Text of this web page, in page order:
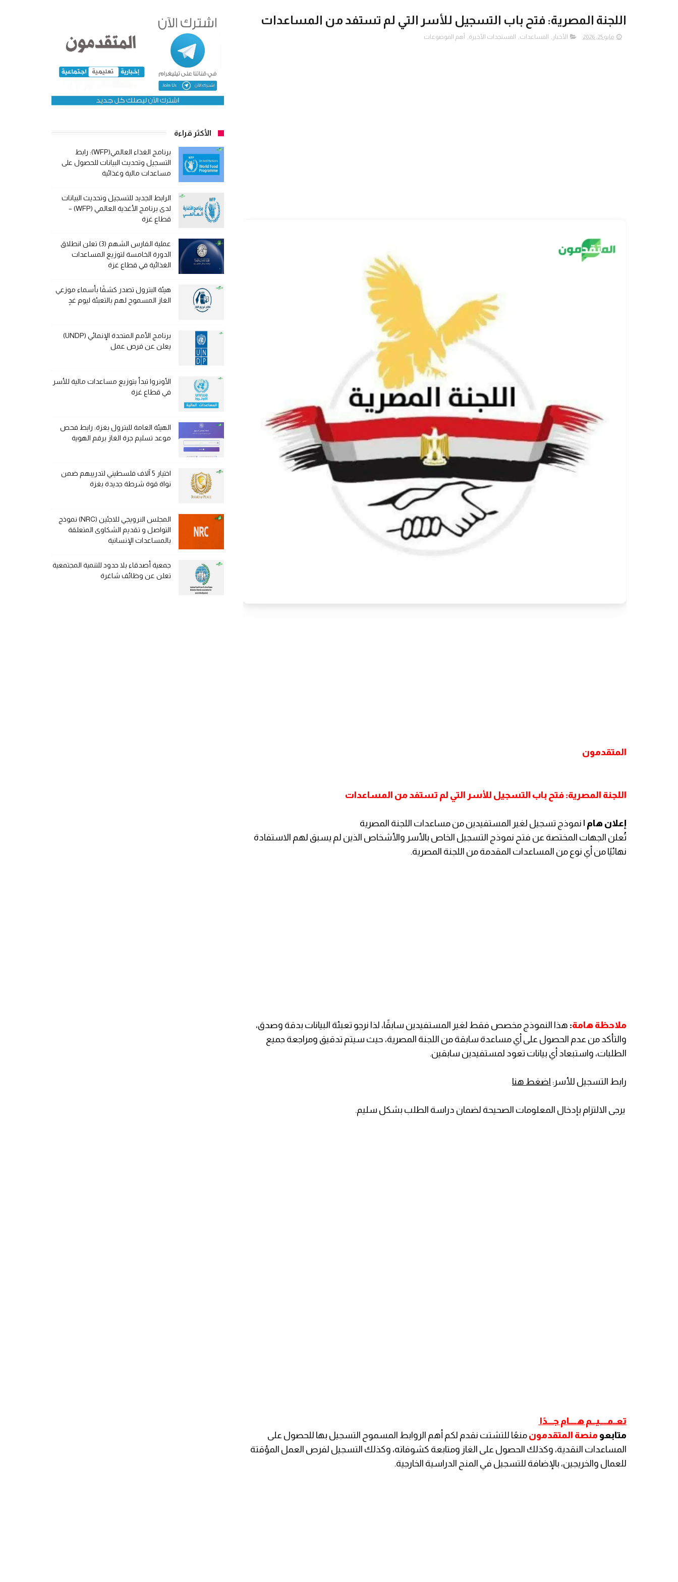
اللجنة المصرية: فتح باب التسجيل للأسر التي لم تستفد من المساعدات
مايو 25, 2026 الأخبار , المساعدات, المستجدات الأخيرة, أهم الموضوعات
المتقدمون
اللجنة المصرية: فتح باب التسجيل للأسر التي لم تستفد من المساعدات
إعلان هام | نموذج تسجيل لغير المستفيدين من مساعدات اللجنة المصرية
تُعلن الجهات المختصة عن فتح نموذج التسجيل الخاص بالأسر والأشخاص الذين لم يسبق لهم الاستفادة
نهائيًا من أي نوع من المساعدات المقدمة من اللجنة المصرية.
ملاحظة هامة: هذا النموذج مخصص فقط لغير المستفيدين سابقًا، لذا نرجو تعبئة البيانات بدقة وصدق،
والتأكد من عدم الحصول على أي مساعدة سابقة من اللجنة المصرية، حيث سيتم تدقيق ومراجعة جميع
الطلبات، واستبعاد أي بيانات تعود لمستفيدين سابقين.
رابط التسجيل للأسر: اضغط هنا
يرجى الالتزام بإدخال المعلومات الصحيحة لضمان دراسة الطلب بشكل سليم.
تعــمـــــيـــم هـــــام جــــدًا
متابعو منصة المتقدمون منعًا للتشتت نقدم لكم أهم الروابط المسموح التسجيل بها للحصول على
المساعدات النقدية، وكذلك الحصول على الغاز ومتابعة كشوفاته، وكذلك التسجيل لفرص العمل المؤقتة
للعمال والخريجين، بالإضافة للتسجيل في المنح الدراسية الخارجية.
الأكثر قراءة
برنامج الغذاء العالمي(WFP): رابط
التسجيل وتحديث البيانات للحصول على
مساعدات مالية وغذائية
الرابط الجديد للتسجيل وتحديث البيانات
لدى برنامج الأغذية العالمي (WFP) –
قطاع غزة
عملية الفارس الشهم (3) تعلن انطلاق
الدورة الخامسة لتوزيع المساعدات
الغذائية في قطاع غزة
هيئة البترول تصدر كشفًا بأسماء موزعي
الغاز المسموح لهم بالتعبئة ليوم غدٍ
برنامج الأمم المتحدة الإنمائي (UNDP)
يعلن عن فرص عمل
الأونروا تبدأ بتوزيع مساعدات مالية للأسر
في قطاع غزة
الهيئة العامة للبترول بغزة: رابط فحص
موعد تسليم جرة الغاز برقم الهوية
اختيار 5 آلاف فلسطيني لتدريبهم ضمن
نواة قوة شرطة جديدة بغزة
المجلس النرويجي للاجئين (NRC) نموذج
التواصل و تقديم الشكاوى المتعلقة
بالمساعدات الإنسانية
جمعية أصدقاء بلا حدود للتنمية المجتمعية
تعلن عن وظائف شاغرة